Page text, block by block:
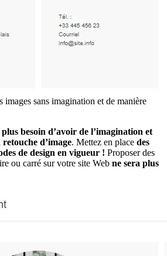
images sans imagination et de manière
plus besoin d’avoir de l’imagination et
d’image. Mettez en place des
de design en vigueur ! Proposer des
ou carré sur votre site Web ne sera plus